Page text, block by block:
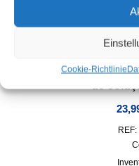
Cookie-Richtlinie
BIOSATIVA® – Bio